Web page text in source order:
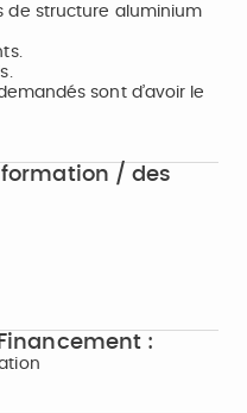
de structure aluminium
sont d’avoir le
/ des
: